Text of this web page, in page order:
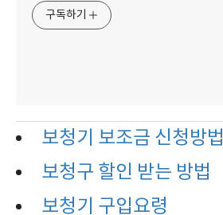
구독하기
보청기 보조금 신청방법
보청구 할인 받는 방법
보청기 구입요령